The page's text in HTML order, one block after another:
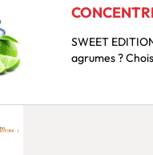
SWEET EDITION Vous voulez le meilleur arôme DIY pour les amateurs de